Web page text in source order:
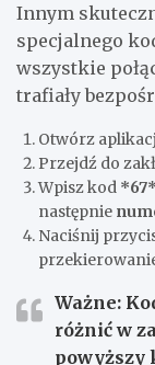
Innym
specjalnego
wszystkie
trafiały
Otwórz
Przejdź do
Wpisz kod *67*
następnie
Naciśnij
Ważne:
różnić w
powyższy